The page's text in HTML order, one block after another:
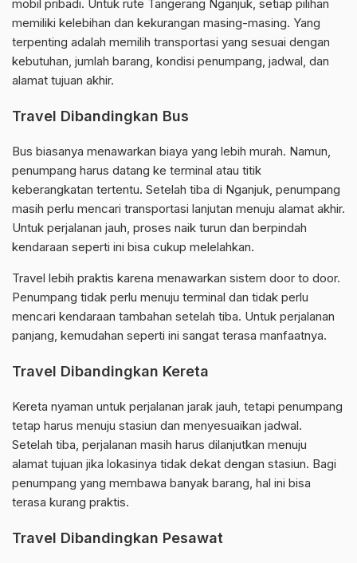
mobil pribadi. Untuk rute Tangerang Nganjuk, setiap pilihan
memiliki kelebihan dan kekurangan masing-masing. Yang
terpenting adalah memilih transportasi yang sesuai dengan
kebutuhan, jumlah barang, kondisi penumpang, jadwal, dan
alamat tujuan akhir.
Travel Dibandingkan Bus
Bus biasanya menawarkan biaya yang lebih murah. Namun,
penumpang harus datang ke terminal atau titik
keberangkatan tertentu. Setelah tiba di Nganjuk, penumpang
masih perlu mencari transportasi lanjutan menuju alamat akhir.
Untuk perjalanan jauh, proses naik turun dan berpindah
kendaraan seperti ini bisa cukup melelahkan.
Travel lebih praktis karena menawarkan sistem door to door.
Penumpang tidak perlu menuju terminal dan tidak perlu
mencari kendaraan tambahan setelah tiba. Untuk perjalanan
panjang, kemudahan seperti ini sangat terasa manfaatnya.
Travel Dibandingkan Kereta
Kereta nyaman untuk perjalanan jarak jauh, tetapi penumpang
tetap harus menuju stasiun dan menyesuaikan jadwal.
Setelah tiba, perjalanan masih harus dilanjutkan menuju
alamat tujuan jika lokasinya tidak dekat dengan stasiun. Bagi
penumpang yang membawa banyak barang, hal ini bisa
terasa kurang praktis.
Travel Dibandingkan Pesawat